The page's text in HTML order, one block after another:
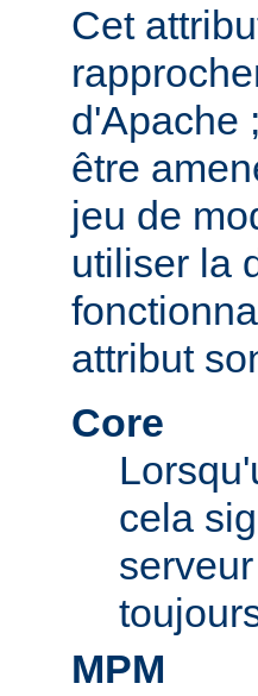
Cet
d'Apache
être
jeu de
utiliser la
attribut
Core
cela
MPM